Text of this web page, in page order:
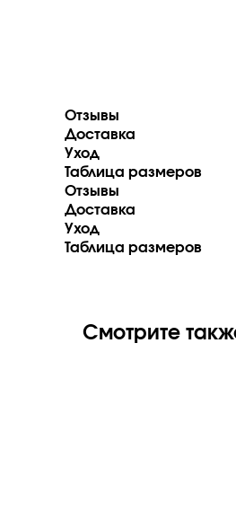
Отзывы
Доставка
Уход
Таблица размеров
Отзывы
Доставка
Уход
Таблица размеров
Смотрите
Мы находимся в г.Уфа
Режим работы